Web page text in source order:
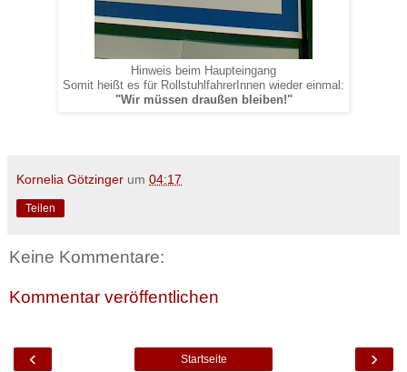
Hinweis beim Haupteingang
Somit heißt es für RollstuhlfahrerInnen wieder einmal:
"Wir müssen draußen bleiben!"
Kornelia Götzinger um 04:17
Teilen
Keine Kommentare:
Kommentar veröffentlichen
‹ ›
Startseite